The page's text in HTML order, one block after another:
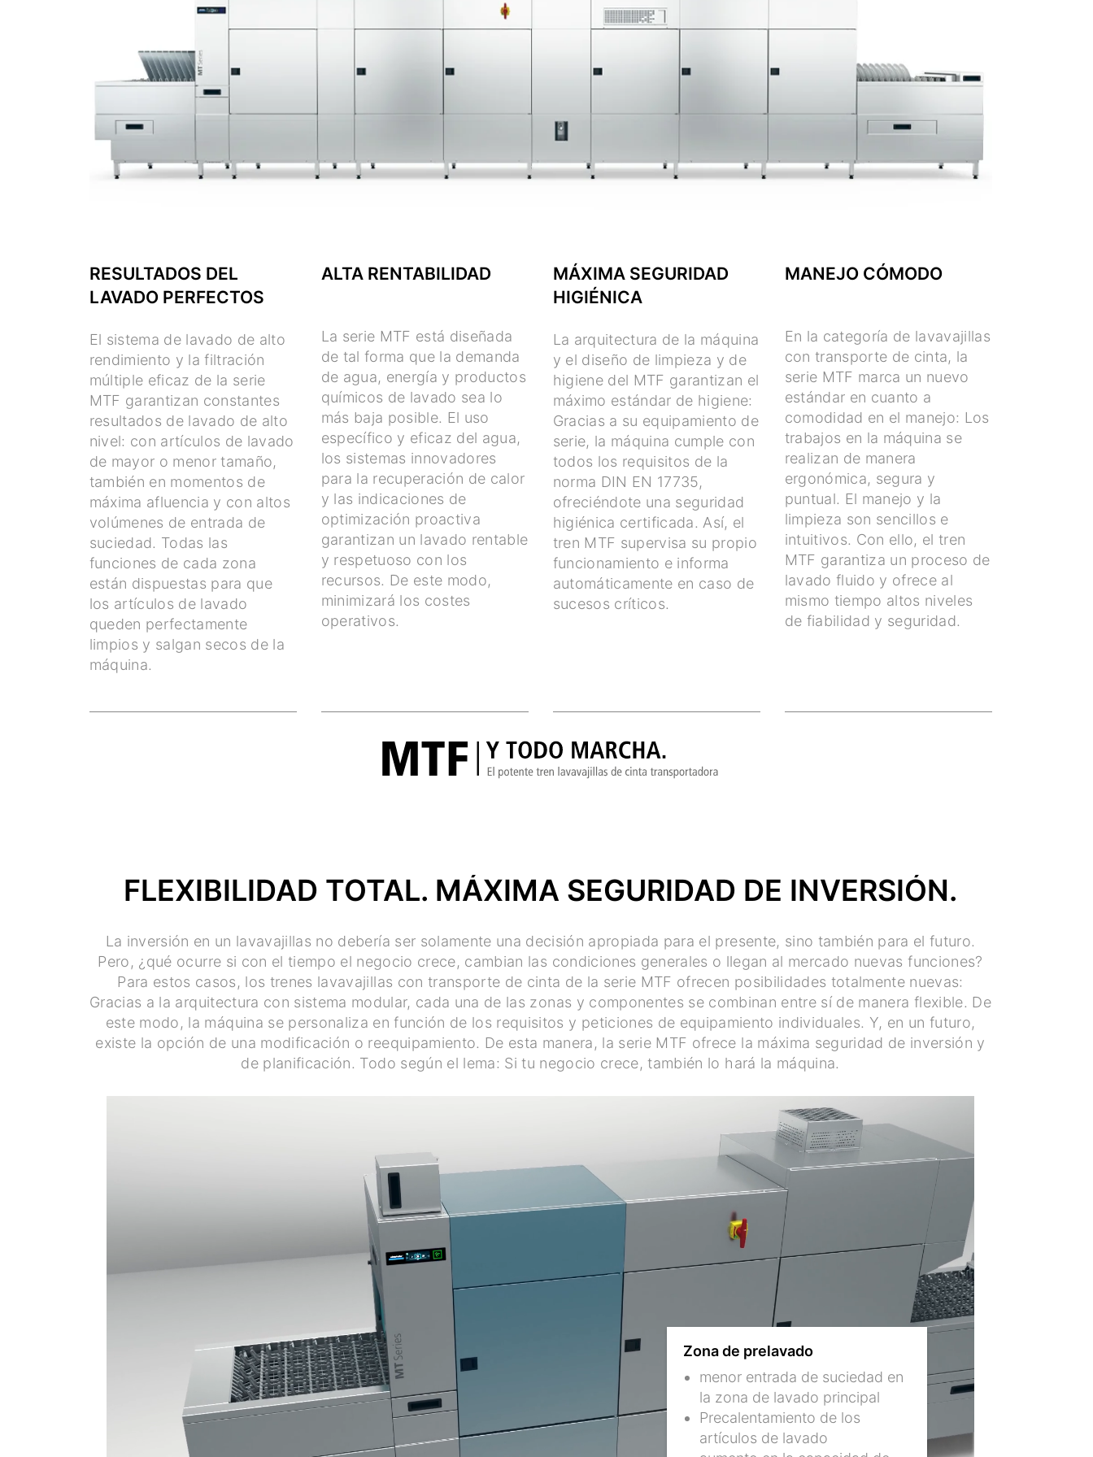
RESULTADOS DEL
LAVADO PERFECTOS
El sistema de lavado de alto
rendimiento y la filtración
múltiple eficaz de la serie
MTF garantizan constantes
resultados de lavado de alto
nivel: con artículos de lavado
de mayor o menor tamaño,
también en momentos de
máxima afluencia y con altos
volúmenes de entrada de
suciedad. Todas las
funciones de cada zona
están dispuestas para que
los artículos de lavado
queden perfectamente
limpios y salgan secos de la
máquina.
ALTA RENTABILIDAD
La serie MTF está diseñada
de tal forma que la demanda
de agua, energía y productos
químicos de lavado sea lo
más baja posible. El uso
específico y eficaz del agua,
los sistemas innovadores
para la recuperación de calor
y las indicaciones de
optimización proactiva
garantizan un lavado rentable
y respetuoso con los
recursos. De este modo,
minimizará los costes
operativos.
MÁXIMA SEGURIDAD
HIGIÉNICA
La arquitectura de la máquina
y el diseño de limpieza y de
higiene del MTF garantizan el
máximo estándar de higiene:
Gracias a su equipamiento de
serie, la máquina cumple con
todos los requisitos de la
norma DIN EN 17735,
ofreciéndote una seguridad
higiénica certificada. Así, el
tren MTF supervisa su propio
funcionamiento e informa
automáticamente en caso de
sucesos críticos.
MANEJO CÓMODO
En la categoría de lavavajillas
con transporte de cinta, la
serie MTF marca un nuevo
estándar en cuanto a
comodidad en el manejo: Los
trabajos en la máquina se
realizan de manera
ergonómica, segura y
puntual. El manejo y la
limpieza son sencillos e
intuitivos. Con ello, el tren
MTF garantiza un proceso de
lavado fluido y ofrece al
mismo tiempo altos niveles
de fiabilidad y seguridad.
FLEXIBILIDAD TOTAL. MÁXIMA SEGURIDAD DE INVERSIÓN.
La inversión en un lavavajillas no debería ser solamente una decisión apropiada para el presente, sino también para el futuro.
Pero, ¿qué ocurre si con el tiempo el negocio crece, cambian las condiciones generales o llegan al mercado nuevas funciones?
Para estos casos, los trenes lavavajillas con transporte de cinta de la serie MTF ofrecen posibilidades totalmente nuevas:
Gracias a la arquitectura con sistema modular, cada una de las zonas y componentes se combinan entre sí de manera flexible. De
este modo, la máquina se personaliza en función de los requisitos y peticiones de equipamiento individuales. Y, en un futuro,
existe la opción de una modificación o reequipamiento. De esta manera, la serie MTF ofrece la máxima seguridad de inversión y
de planificación. Todo según el lema: Si tu negocio crece, también lo hará la máquina.
Zona de prelavado
menor entrada de suciedad en
la zona de lavado principal
Precalentamiento de los
artículos de lavado